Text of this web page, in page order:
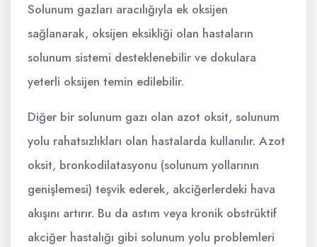
Solunum gazları aracılığıyla ek oksijen
sağlanarak, oksijen eksikliği olan hastaların
solunum sistemi desteklenebilir ve dokulara
yeterli oksijen temin edilebilir.
Diğer bir solunum gazı olan azot oksit, solunum
yolu rahatsızlıkları olan hastalarda kullanılır. Azot
oksit, bronkodilatasyonu (solunum yollarının
genişlemesi) teşvik ederek, akciğerlerdeki hava
akışını artırır. Bu da astım veya kronik obstrüktif
akciğer hastalığı gibi solunum yolu problemleri